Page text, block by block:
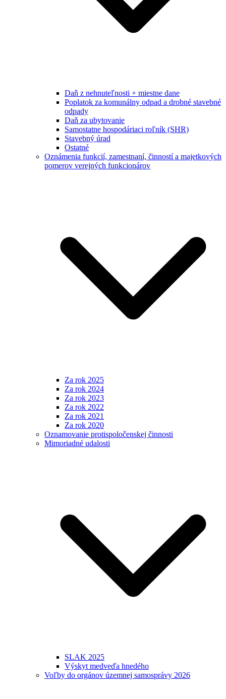
Daň z nehnuteľnosti + miestne dane
Poplatok za komunálny odpad a drobné stavebné
odpady
Daň za ubytovanie
Samostatne hospodáriaci roľník (SHR)
Stavebný úrad
Ostatné
Oznámenia funkcií, zamestnaní, činností a majetkových
pomerov verejných funkcionárov
Za rok 2025
Za rok 2024
Za rok 2023
Za rok 2022
Za rok 2021
Za rok 2020
Oznamovanie protispoločenskej činnosti
Mimoriadné udalosti
SLAK 2025
Výskyt medveďa hnedého
Voľby do orgánov územnej samosprávy 2026